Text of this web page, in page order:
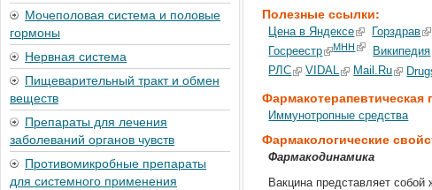
Полезные ссылки:
Цена в Яндексе Горздрав
Госреестр
МНН Википедия
РЛС VIDAL Mail.Ru
Фармакотерапевтическая
Иммунотропные средства
Фармакологические
Фармакодинамика
Вакцина представляет
Мочеполовая система и половые
гормоны
Нервная система
Пищеварительный тракт и обмен
веществ
Препараты для лечения
заболеваний органов чувств
Противомикробные препараты
для системного применения